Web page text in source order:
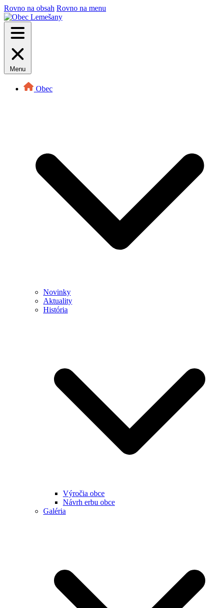
Rovno na obsah Rovno na menu
Menu
Obec
Novinky
Aktuality
História
Výročia obce
Návrh erbu obce
Galéria